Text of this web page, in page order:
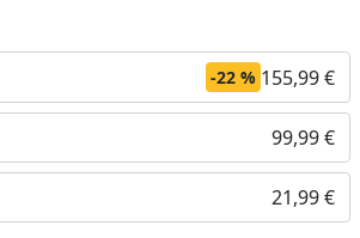
-22 % 155,99 €
99,99 €
21,99 €